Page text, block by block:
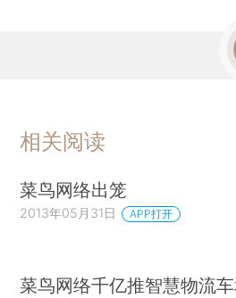
相关阅读
菜鸟网络出笼
2013年05月31日 APP打开
菜鸟网络千亿推智慧物流